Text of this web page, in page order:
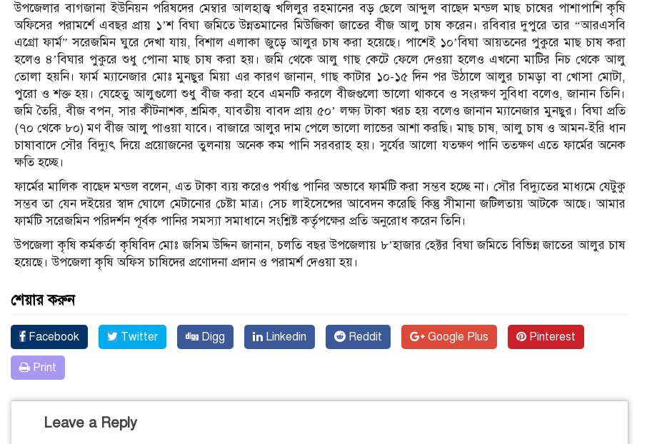
উপজেলার বাগজানা ইউনিয়ন পরিষদের মেম্বার আলহাজ্ব খলিলুর রহমানের বড় ছেলে আব্দুল বাছেদ মন্ডল মাছ চাষের পাশাপাশি কৃষি
অফিসের পরামর্শে এবছর প্রায় ১’শ বিঘা জমিতে উন্নতমানের মিউজিকা জাতের বীজ আলু চাষ করেন। রবিবার দুপুরে তার “আরএসবি
এগ্রো ফার্ম” সরেজমিন ঘুরে দেখা যায়, বিশাল এলাকা জুড়ে আলুর চাষ করা হয়েছে। পাশেই ১০’বিঘা আয়তনের পুকুরে মাছ চাষ করা
হলেও ৪’বিঘার পুকুরে শুধু পোনা মাছ চাষ করা হয়। জমি থেকে আলু গাছ কেটে ফেলে দেওয়া হলেও এখনো মাটির নিচ থেকে আলু
তোলা হয়নি। ফার্ম ম্যানেজার মোঃ মুনছুর মিয়া এর কারণ জানান, গাছ কাটার ১০-১৫ দিন পর উঠালে আলুর চামড়া বা খোসা মোটা,
পুরো ও শক্ত হয়। যেহেতু আলুগুলো শুধু বীজ করা হবে এমনটি করলে বীজগুলো ভালো থাকবে ও সংরক্ষণ সুবিধা বলেও, জানান তিনি।
জমি তৈরি, বীজ বপন, সার কীটনাশক, শ্রমিক, যাবতীয় বাবদ প্রায় ৫০’ লক্ষ্য টাকা খরচ হয় বলেও জানান ম্যানেজার মুনছুর। বিঘা প্রতি
(৭০ থেকে ৮০) মণ বীজ আলু পাওয়া যাবে। বাজারে আলুর দাম পেলে ভালো লাভের আশা করছি। মাছ চাষ, আলু চাষ ও আমন-ইরি ধান
চাষাবাদে সৌর বিদ্যুৎ দিয়ে প্রয়োজনের তুলনায় অনেক কম পানি সরবরাহ হয়। সুর্যের আলো যতক্ষণ পানি ততক্ষণ এতে ফার্মের অনেক
ক্ষতি হচ্ছে।
ফার্মের মালিক বাছেদ মন্ডল বলেন, এত টাকা ব্যয় করেও পর্যাপ্ত পানির অভাবে ফার্মটি করা সম্ভব হচ্ছে না। সৌর বিদ্যুতের মাধ্যমে যেটুকু
সম্ভব তা যেন দইয়ের স্বাদ ঘোলে মেটানোর চেষ্টা মাত্র। সেচ লাইসেন্সের আবেদন করেছি কিন্তু সীমানা জটিলতায় আটকে আছে। আমার
ফার্মটি সরেজমিন পরিদর্শন পূর্বক পানির সমস্যা সমাধানে সংশ্লিষ্ট কর্তৃপক্ষের প্রতি অনুরোধ করেন তিনি।
উপজেলা কৃষি কর্মকর্তা কৃষিবিদ মোঃ জসিম উদ্দিন জানান, চলতি বছর উপজেলায় ৮’হাজার হেক্টর বিঘা জমিতে বিভিন্ন জাতের আলুর চাষ
হয়েছে। উপজেলা কৃষি অফিস চাষিদের প্রণোদনা প্রদান ও পরামর্শ দেওয়া হয়।
শেয়ার করুন
Facebook Twitter Digg Linkedin Reddit Google Plus Pinterest
Print
Leave a Reply